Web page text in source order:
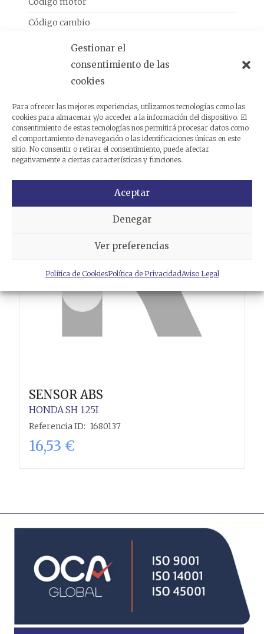
Gestionar el
consentimiento de las
cookies
Para ofrecer las mejores experiencias, utilizamos tecnologías como las
cookies para almacenar y/o acceder a la información del dispositivo. El
consentimiento de estas tecnologías nos permitirá procesar datos como
el comportamiento de navegación o las identificaciones únicas en este
sitio. No consentir o retirar el consentimiento, puede afectar
negativamente a ciertas características y funciones.
Aceptar
Denegar
Ver preferencias
Política de CookiesPolítica de PrivacidadAviso Legal
Código cambio
Productos relacionados
SENSOR ABS
HONDASH 125I
Referencia ID: 1680137
16,53 €